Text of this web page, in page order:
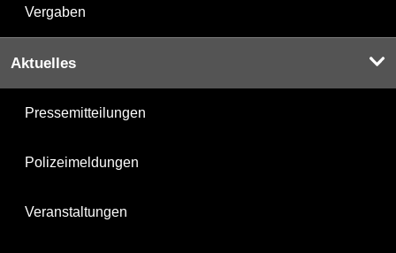
Vergaben
Aktuelles
Pressemitteilungen
Polizeimeldungen
Veranstaltungen